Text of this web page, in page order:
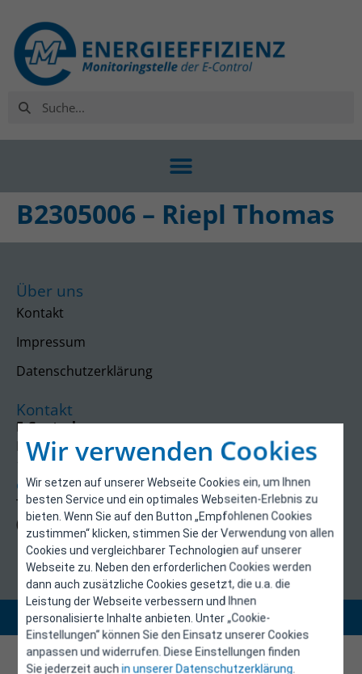
Wir verwenden Cookies
Wir setzen auf unserer Webseite Cookies ein, um Ihnen
besten Service und ein optimales Webseiten-Erlebnis zu
bieten. Wenn Sie auf den Button „Empfohlenen Cookies
zustimmen“ klicken, stimmen Sie der Verwendung von allen
Cookies und vergleichbarer Technologien auf unserer
Webseite zu. Neben den erforderlichen Cookies werden
dann auch zusätzliche Cookies gesetzt, die u.a. die
Leistung der Webseite verbessern und Ihnen
personalisierte Inhalte anbieten. Unter „Cookie-
Einstellungen“ können Sie den Einsatz unserer Cookies
anpassen und widerrufen. Diese Einstellungen finden
Sie jederzeit auchin unserer Datenschutzerklärung.
B2305006 – Riepl Thomas
Über uns
Kontakt
Impressum
Datenschutzerklärung
Kontakt
E-Control
Rudolfsplatz 13a
1010 Wien
energieeffizienz@e-control.at
Tel +43 1 5324724
(Mo, Mi-Fr 09:30-12:30 Uhr)
Copyright 2026 © E-Control